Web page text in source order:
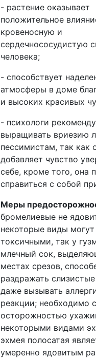
- растение оказывает
положительное
кровеносную и
сердечнососудистую
человека;
- способствует
атмосферы в доме
и высоких красивых
- психологи
выращивать вриезию
пессимистам, так как
добавляет чувство
себе, кроме того, она
справиться с собой
Меры
бромелиевые не
некоторые виды
токсичными, так у
млечный сок,
местах срезов,
раздражать
даже вызывать
реакции; необходимо с
осторожностью
некоторыми видами
эхмея полосатая
умеренно ядовитым